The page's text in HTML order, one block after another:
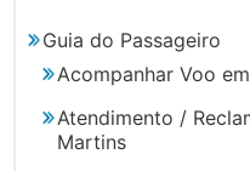
Guia do Passageiro
Acompanhar Voo
Atendimento /
Martins